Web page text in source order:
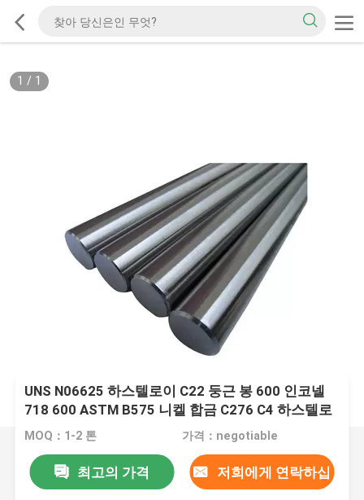
1 / 1
UNS N06625 하스텔로이 C22 둥근 봉 600 인코넬
718 600 ASTM B575 니켈 합금 C276 C4 하스텔로
이 Ｘ 비 B2 B3 C276 C22
MOQ：1-2 톤 가격：negotiable
최고의 가격 저희에게 연락하십